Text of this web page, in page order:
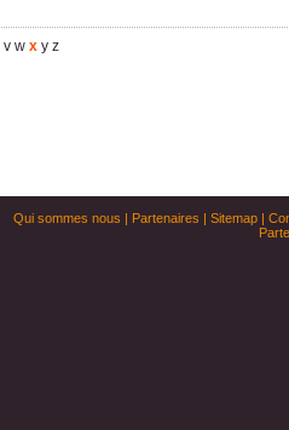
v w x y z
Qui sommes nous | Partenaires | Sitemap|